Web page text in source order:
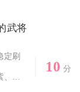
武将
定刷
蓝
10 分